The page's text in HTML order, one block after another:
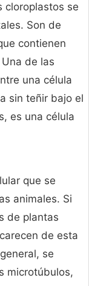
cloroplastos se
Son de
contienen
de las
una célula
sin teñir bajo el
es una célula
que se
animales. Si
de plantas
de esta
se
microtúbulos,